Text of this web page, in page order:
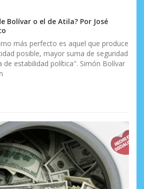
Bolívar o el de Atila? Por José
más perfecto es aquel que produce
posible, mayor suma de seguridad
de estabilidad política". Simón Bolívar